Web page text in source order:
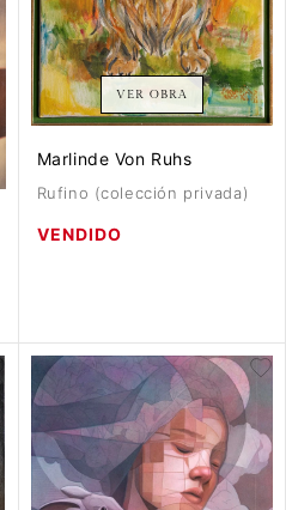
VER OBRA
Marlinde Von Ruhs
Rufino (colección privada)
VENDIDO